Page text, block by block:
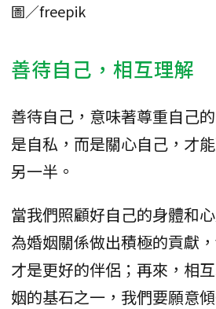
圖／freepik
善待自己，相互理解
善待自己，意味著尊重自己
是自私，而是關心自己，才
另一半。
當我們照顧好自己的身體和
為婚姻關係做出積極的貢獻
才是更好的伴侶；再來，相
姻的基石之一，我們要願意